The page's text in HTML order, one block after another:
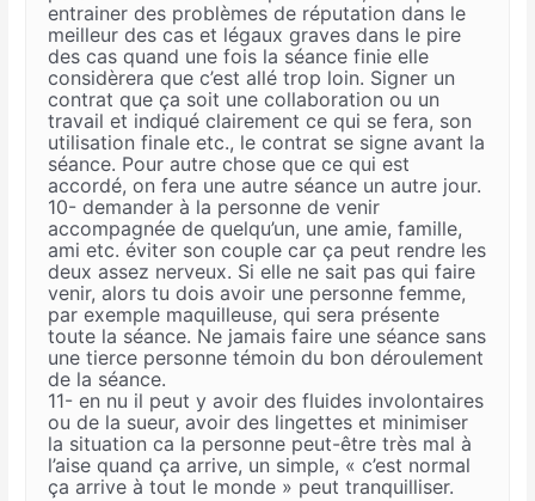
entrainer des problèmes de réputation dans le
meilleur des cas et légaux graves dans le pire
des cas quand une fois la séance finie elle
considèrera que c’est allé trop loin. Signer un
contrat que ça soit une collaboration ou un
travail et indiqué clairement ce qui se fera, son
utilisation finale etc., le contrat se signe avant la
séance. Pour autre chose que ce qui est
accordé, on fera une autre séance un autre jour.
10- demander à la personne de venir
accompagnée de quelqu’un, une amie, famille,
ami etc. éviter son couple car ça peut rendre les
deux assez nerveux. Si elle ne sait pas qui faire
venir, alors tu dois avoir une personne femme,
par exemple maquilleuse, qui sera présente
toute la séance. Ne jamais faire une séance sans
une tierce personne témoin du bon déroulement
de la séance.
11- en nu il peut y avoir des fluides involontaires
ou de la sueur, avoir des lingettes et minimiser
la situation ca la personne peut-être très mal à
l’aise quand ça arrive, un simple, « c’est normal
ça arrive à tout le monde » peut tranquilliser.